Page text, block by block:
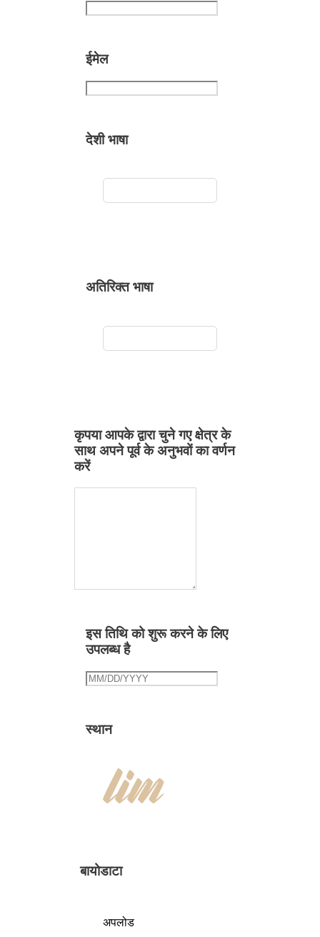
ईमेल
देशी भाषा
अतिरिक्त भाषा
कृपया आपके द्वारा चुने गए क्षेत्र के
साथ अपने पूर्व के अनुभवों का वर्णन
करें
इस तिथि को शुरू करने के लिए
उपलब्ध है
स्थान
बायोडाटा
अपलोड